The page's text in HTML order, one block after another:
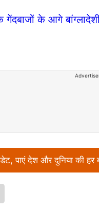
गेंदबाजों के आगे
पाएं देश और दुनिया की हर